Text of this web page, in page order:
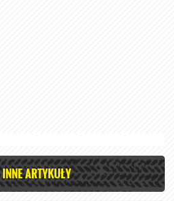
INNE ARTYKUŁY